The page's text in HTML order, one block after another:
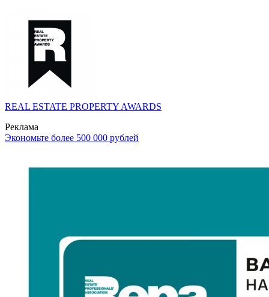
REAL ESTATE PROPERTY AWARDS
Реклама
Экономьте более 500 000 рублей